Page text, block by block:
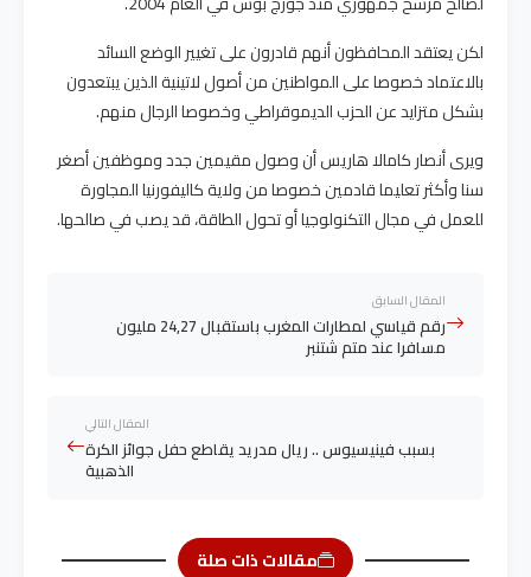
لكن يعتقد المحافظون أنهم قادرون على تغيير الوضع السائد
بالاعتماد خصوصا على المواطنين من أصول لاتينية الذين يبتعدون
بشكل متزايد عن الحزب الديموقراطي وخصوصا الرجال منهم.
ويرى أنصار كامالا هاريس أن وصول مقيمين جدد وموظفين أصغر
سنا وأكثر تعليما قادمين خصوصا من ولاية كاليفورنيا المجاورة
للعمل في مجال التكنولوجيا أو تحول الطاقة، قد يصب في صالحها.
المقال السابق
رقم قياسي لمطارات المغرب باستقبال 24,27 مليون
مسافرا عند متم شتنبر
المقال التالي
بسبب فينيسيوس .. ريال مدريد يقاطع حفل جوائز الكرة
الذهبية
مقالات ذات صلة